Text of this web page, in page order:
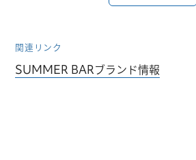
関連リンク
SUMMER BARブランド情報